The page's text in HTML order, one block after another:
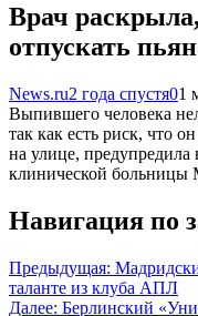
Врач
отпускать
News.ru2 года спустя01
Выпившего человека
так как есть риск, что
на улице, предупредила
клинической больницы
Навигация по
Предыдущая:
таланте из клуба АПЛ
Далее: Берлинский